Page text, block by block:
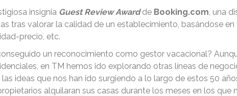
insignia Guest Review Awardde Booking.com, una
tras valorar la calidad de un establecimiento, basándose
precio, etc.
un reconocimiento como gestor vacacional?
en TM hemos ido explorando otras líneas de
ideas que nos han ido surgiendo a lo largo de estos 50
alquilaran sus casas durante los meses en los que